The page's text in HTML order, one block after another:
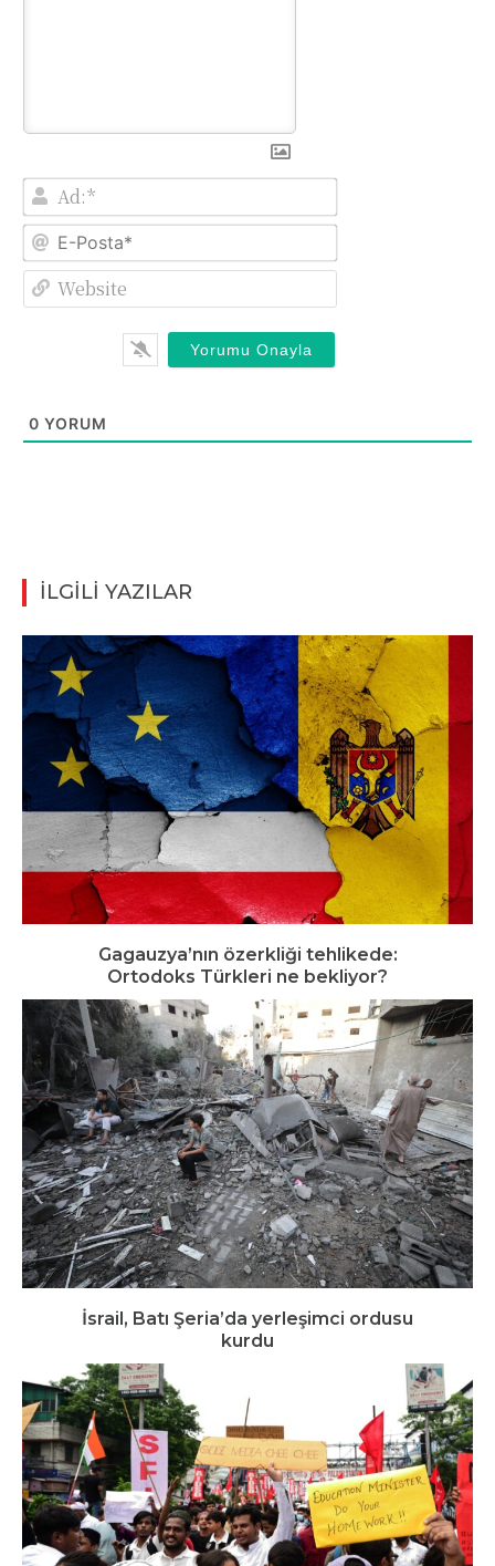
Ad:*
E-
0 YORUM
İLGİLİ YAZILAR
Gagauzya’nın özerkliği tehlikede:
Ortodoks Türkleri ne bekliyor?
İsrail, Batı Şeria’da yerleşimci ordusu
kurdu